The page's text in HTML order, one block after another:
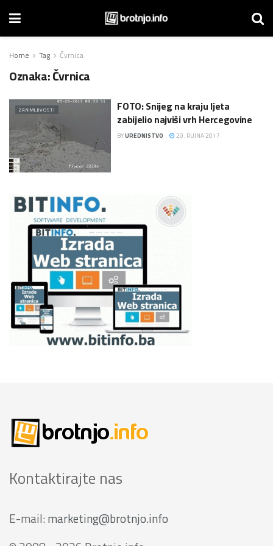
Home Tag Čvrnica
Oznaka:Čvrnica
ZANIMLJIVOSTI
FOTO: Snijeg na kraju ljeta
zabijelio najviši vrh Hercegovine
BYUREDNISTVO 20. RUJNA 2017.
Kontaktirajte nas
E-mail: marketing@brotnjo.info